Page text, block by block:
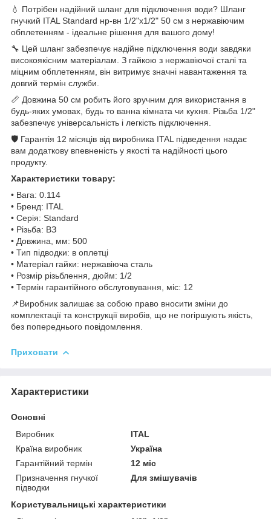
💧 Потрібен надійний шланг для підключення води? Шланг
гнучкий ITAL Standard нр-вн 1/2"x1/2" 50 см з нержавіючим
обплетенням - ідеальне рішення для вашого дому!
🔧 Цей шланг забезпечує надійне підключення води завдяки
високоякісним матеріалам. З гайкою з нержавіючої сталі та
міцним обплетенням, він витримує значні навантаження та
довгий термін служби.
📏 Довжина 50 см робить його зручним для використання в
будь-яких умовах, будь то ванна кімната чи кухня. Різьба 1/2"
забезпечує універсальність і легкість підключення.
🛡️ Гарантія 12 місяців від виробника ITAL підведення надає
вам додаткову впевненість у якості та надійності цього
продукту.
Характеристики товару:
• Вага: 0.114
• Бренд: ITAL
• Серія: Standard
• Різьба: BЗ
• Довжина, мм: 500
• Тип підводки: в оплетці
• Матеріал гайки: нержавіюча сталь
• Розмір різьблення, дюйм: 1/2
• Термін гарантійного обслуговування, міс: 12
📌Виробник залишає за собою право вносити зміни до
комплектації та конструкції виробів, що не погіршують якість,
без попереднього повідомлення.
Приховати
Характеристики
Основні
Виробник
ITAL
Країна виробник
Україна
Гарантійний термін
12 міс
Призначення гнучкої
підводки
Для змішувачів
Користувальницькі характеристики